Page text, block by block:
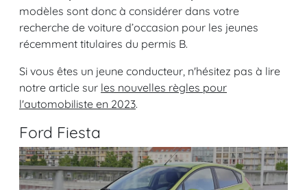
modèles sont donc à considérer dans votre
recherche de voiture d’occasion pour les jeunes
récemment titulaires du permis B.
Si vous êtes un jeune conducteur, n'hésitez pas à lire
notre article sur les nouvelles règles pour
l'automobiliste en 2023.
Ford Fiesta